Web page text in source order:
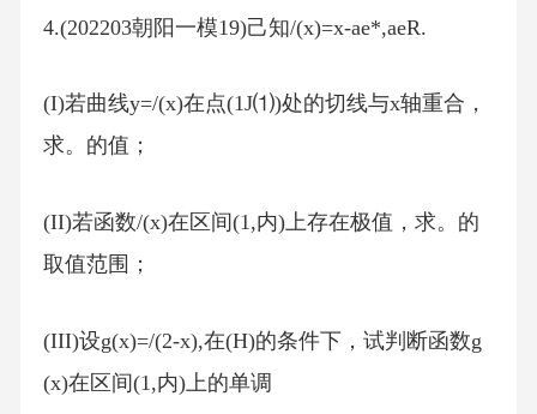
4.(202203朝阳一模19)己知/(x)=x-ae*,aeR.
(I)若曲线y=/(x)在点(1J⑴)处的切线与x轴重合，
求。的值；
(II)若函数/(x)在区间(1,内)上存在极值，求。的
取值范围；
(III)设g(x)=/(2-x),在(H)的条件下，试判断函数g
(x)在区间(1,内)上的单调